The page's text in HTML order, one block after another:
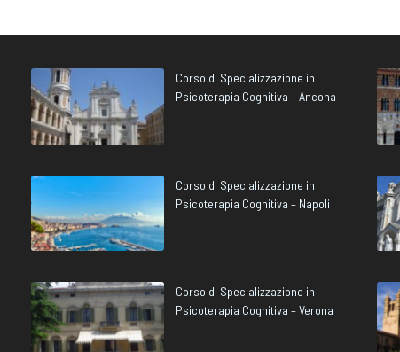
Corso di Specializzazione in
Psicoterapia Cognitiva – Ancona
Corso di Specializzazione in
Psicoterapia Cognitiva – Napoli
Corso di Specializzazione in
Psicoterapia Cognitiva – Verona